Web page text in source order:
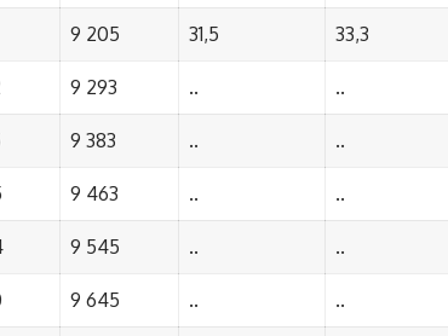
9 205 31,5 33,3
9 293 .. ..
9 383 .. ..
9 463 .. ..
9 545 .. ..
9 645 .. ..